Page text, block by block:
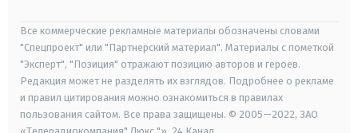
Все коммерческие рекламные материалы обозначены словами
"Спецпроект" или "Партнерский материал". Материалы с пометкой
"Эксперт", "Позиция" отражают позицию авторов и героев.
Редакция может не разделять их взглядов. Подробнее о рекламе
и правил цитирования можно ознакомиться в правилах
пользования сайтом. Все права защищены. © 2005—2022, ЗАО